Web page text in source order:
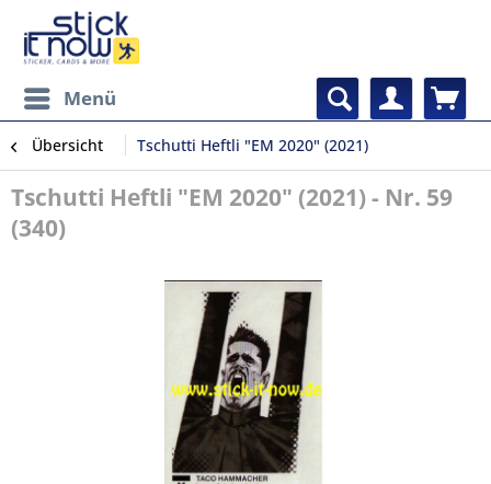
Menü
Übersicht Tschutti Heftli "EM 2020" (2021)
Tschutti Heftli "EM 2020" (2021) - Nr. 59
(340)